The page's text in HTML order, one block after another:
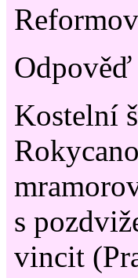
Odpověď
Kostelní
s
vincit